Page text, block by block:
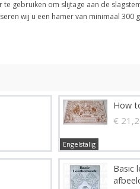
gebruiken om slijtage aan de
wij u een hamer van minimaal 300
How
€
Engelstalig
Basic